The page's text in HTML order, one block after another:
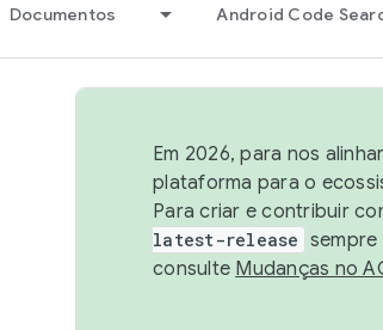
Documentos Android Code
Em 2026, para nos
plataforma para o
Para criar e contribuir
latest-release sempre
consulte Mudanças no